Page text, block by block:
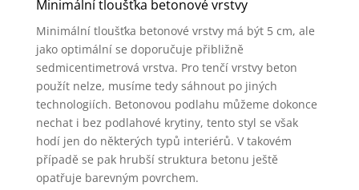
Minimální tloušťka betonové vrstvy
Minimální tloušťka betonové vrstvy má být 5 cm, ale
jako optimální se doporučuje přibližně
sedmicentimetrová vrstva. Pro tenčí vrstvy beton
použít nelze, musíme tedy sáhnout po jiných
technologiích. Betonovou podlahu můžeme dokonce
nechat i bez podlahové krytiny, tento styl se však
hodí jen do některých typů interiérů. V takovém
případě se pak hrubší struktura betonu ještě
opatřuje barevným povrchem.